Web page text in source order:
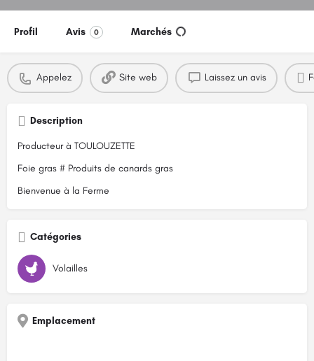
Profil Avis 0 Marchés
Appelez Site web Laissez un avis
Description
Producteur à TOULOUZETTE
Foie gras # Produits de canards gras
Bienvenue à la Ferme
Catégories
Volailles
Emplacement